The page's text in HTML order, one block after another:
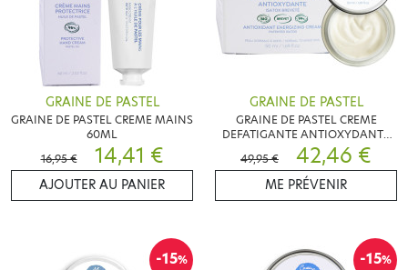
GRAINE DE PASTEL
GRAINE DE PASTEL CREME MAINS
60ML
16,95 €
14,41 €
AJOUTER AU PANIER
GRAINE DE PASTEL
GRAINE DE PASTEL CREME
DEFATIGANTE ANTIOXYDANTE
BIO 50ML
49,95 € 42,46 €
ME PRÉVENIR
-15% -15%